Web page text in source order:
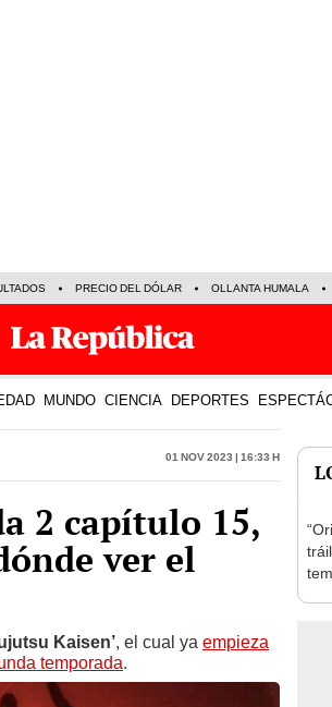
PRECIO DEL DÓLAR OLLANTA HUMALA
MUNDO CIENCIA DEPORTES
01 Nov 2023 | 16:33 h
2 capítulo 15,
ver el
Kaisen’, el cual ya empieza
temporada.